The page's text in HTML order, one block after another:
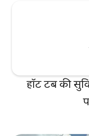
हॉट टब की